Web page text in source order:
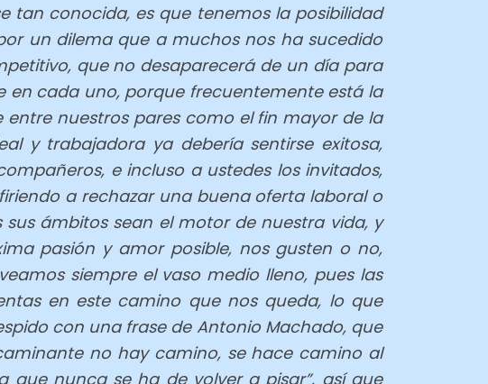
tan conocida, es que tenemos la posibilidad
un dilema que a muchos nos ha sucedido
que no desaparecerá de un día para
en cada uno, porque frecuentemente está la
nuestros pares como el fin mayor de la
y trabajadora ya debería sentirse exitosa,
e incluso a ustedes los invitados,
a rechazar una buena oferta laboral o
ámbitos sean el motor de nuestra vida, y
pasión y amor posible, nos gusten o no,
siempre el vaso medio lleno, pues las
en este camino que nos queda, lo que
con una frase de Antonio Machado, que
no hay camino, se hace camino al
nunca se ha de volver a pisar”, así que